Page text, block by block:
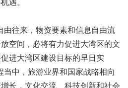
往来，物资要素和信息自由流
空间，必将有力促进大湾区的文
进大湾区建设目标的早日实
当中，旅游业界和国家战略相向
长，文化交流、科技创新和社会